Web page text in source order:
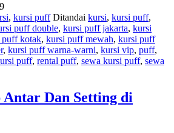
, kursi puff Ditandai kursi, kursi puff,
puff double, kursi puff jakarta, kursi
puff kotak, kursi puff mewah, kursi puff
, kursi puff warna-warni, kursi vip, puff,
puff, rental puff, sewa kursi puff, sewa
Antar Dan Setting di